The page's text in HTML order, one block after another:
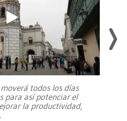
todos los días
para así potenciar el
la productividad,